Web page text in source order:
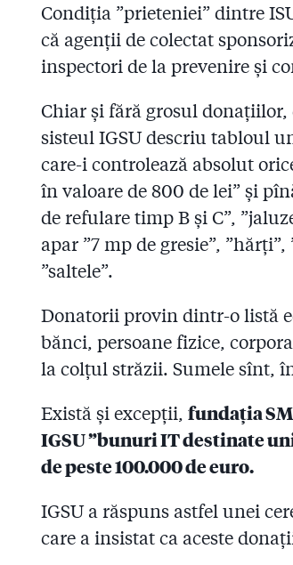
Condiția ”prieteniei” dintre
că agenții de colectat
inspectori de la prevenire și
Chiar și fără grosul
sisteul IGSU descriu tabloul
care-i controlează absolut
în valoare de 800 de lei” și
de refulare timp B și C”,
apar ”7 mp de gresie”,
”saltele”.
Donatorii provin dintr-o listă
bănci, persoane fizice,
la colțul străzii. Sumele sînt,
Există și excepții,fundația
IGSU ”bunuri IT destinate
de peste 100.000 de euro.
IGSU a răspuns astfel unei
care a insistat ca aceste